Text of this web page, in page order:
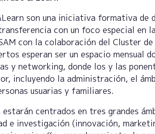
son una iniciativa formativa de
con un foco especial en
con la colaboración del Cluster
esperan ser un espacio mensual
y networking, donde los y las
incluyendo la administración, el
usuarias y familiares.
estarán centrados en tres grandes
e investigación (innovación,